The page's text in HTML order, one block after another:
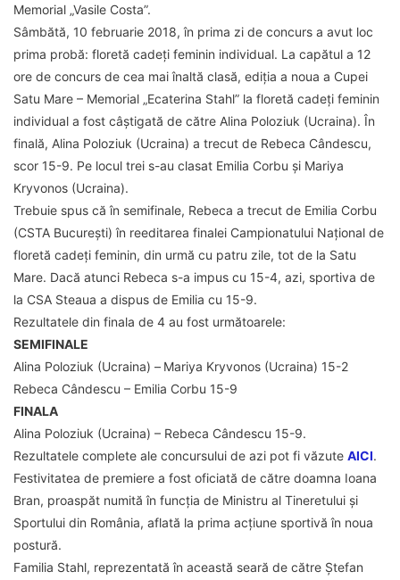
Memorial „Vasile Costa”.
Sâmbătă, 10 februarie 2018, în prima zi de concurs a avut loc
prima probă: floretă cadeți feminin individual. La capătul a 12
ore de concurs de cea mai înaltă clasă, ediția a noua a Cupei
Satu Mare – Memorial „Ecaterina Stahl” la floretă cadeți feminin
individual a fost câștigată de către Alina Poloziuk (Ucraina). În
finală, Alina Poloziuk (Ucraina) a trecut de Rebeca Cândescu,
scor 15-9. Pe locul trei s-au clasat Emilia Corbu și Mariya
Kryvonos (Ucraina).
Trebuie spus că în semifinale, Rebeca a trecut de Emilia Corbu
(CSTA București) în reeditarea finalei Campionatului Național de
floretă cadeți feminin, din urmă cu patru zile, tot de la Satu
Mare. Dacă atunci Rebeca s-a impus cu 15-4, azi, sportiva de
la CSA Steaua a dispus de Emilia cu 15-9.
Rezultatele din finala de 4 au fost următoarele:
SEMIFINALE
Alina Poloziuk (Ucraina) – Mariya Kryvonos (Ucraina) 15-2
Rebeca Cândescu – Emilia Corbu 15-9
FINALA
Alina Poloziuk (Ucraina) – Rebeca Cândescu 15-9.
Rezultatele complete ale concursului de azi pot fi văzute AICI.
Festivitatea de premiere a fost oficiată de către doamna Ioana
Bran, proaspăt numită în funcția de Ministru al Tineretului și
Sportului din România, aflată la prima acțiune sportivă în noua
postură.
Familia Stahl, reprezentată în această seară de către Ștefan